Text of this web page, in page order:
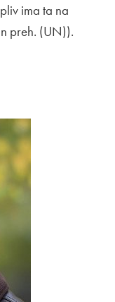
ima ta na
preh. (UN)).